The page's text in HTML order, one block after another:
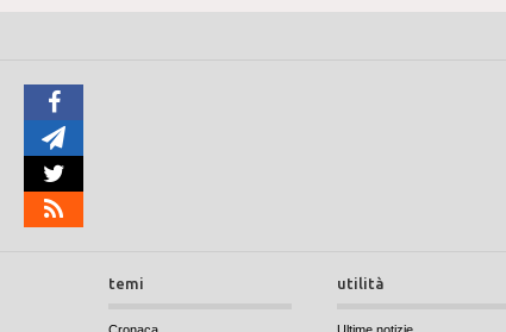
temi utilità